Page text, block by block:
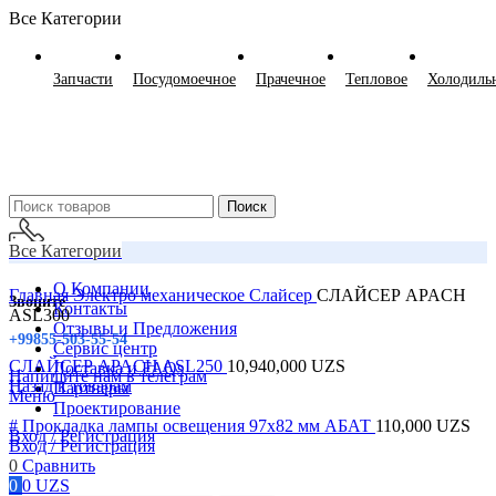
Все Категории
Запчасти Посудомоечное Прачечное Тепловое
Поиск
Звоните
+99855-503-55-54
Напишите нам в телеграм
Меню
Вход / Регистрация
Все Категории
О Компании
Контакты
Отзывы и Предложения
Сервис центр
Доставка и FAQs
Партнеры
Проектирование
Вход / Регистрация
0 Сравнить
0 0 UZS
ГлавнаяЭлектро механическое Слайсер СЛАЙСЕР APACH
ASL300
СЛАЙСЕР APACH ASL250 10,940,000 UZS
Назад к товарам
# Прокладка лампы освещения 97х82 мм АБАТ 110,000 UZS